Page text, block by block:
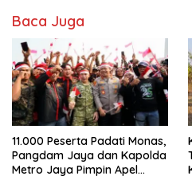
Baca Juga
11.000 Peserta Padati Monas,
Pangdam Jaya dan Kapolda
Metro Jaya Pimpin Apel